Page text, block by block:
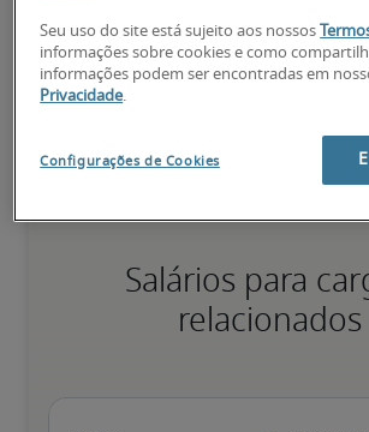
Valor da pessoa para a organização vai além
tarefas normais; possui qualificações
Salários para
relacionados
Seu uso do site está sujeito aos nossos
informações sobre cookies e como
informações podem ser encontradas em
Privacidade.
Configurações de Cookies